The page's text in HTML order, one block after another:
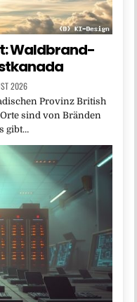
Waldbrand-
2026
Provinz British
sind von Bränden
gibt…